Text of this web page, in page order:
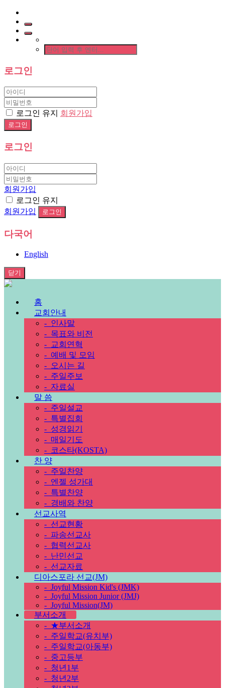
로그인
로그인 유지 회원가입
로그인
회원가입
로그인 유지
회원가입
다국어
English
닫기
홈
교회안내
- 인사말
- 목표와 비전
- 교회연혁
- 예배 및 모임
- 오시는 길
- 주일주보
- 자료실
말 씀
- 주일설교
- 특별집회
- 성경읽기
- 매일기도
- 코스타(KOSTA)
찬 양
- 주일찬양
- 엔젤 성가대
- 특별찬양
- 경배와 찬양
선교사역
- 선교현황
- 파송선교사
- 협력선교사
- 난민선교
- 선교자료
디아스포라 선교(JM)
- Joyful Mission Kid's (JMK)
- Joyful Mission Junior (JMJ)
- Joyful Mission(JM)
부서소개
- ★부서소개
- 주일학교(유치부)
- 주일학교(아동부)
- 중고등부
- 청년1부
- 청년2부